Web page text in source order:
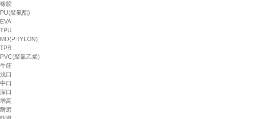
橡胶
PU(聚氨酯)
EVA
TPU
MD(PHYLON)
TPR
PVC(聚氯乙烯)
牛筋
浅口
中口
深口
增高
耐磨